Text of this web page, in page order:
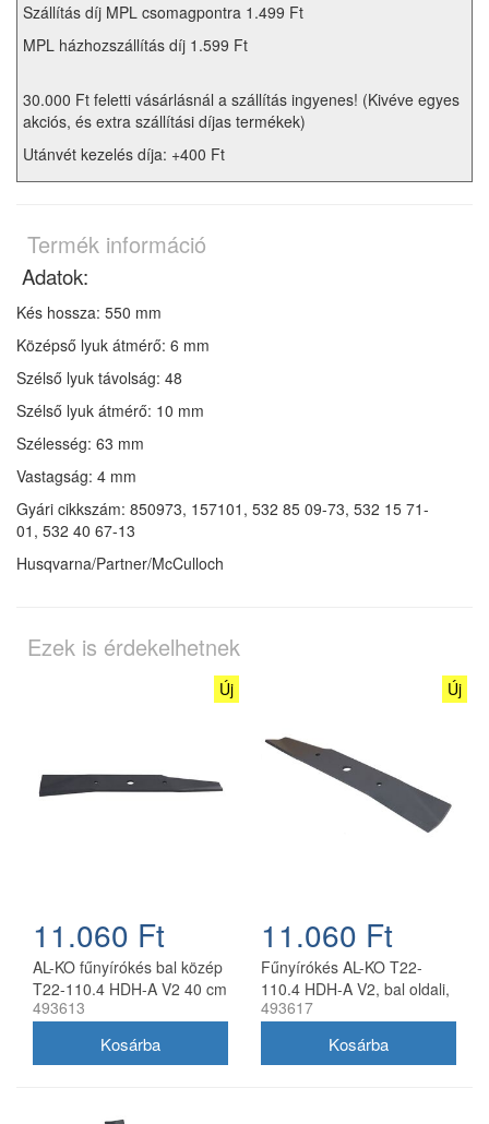
Szállítás díj MPL csomagpontra 1.499 Ft
MPL házhozszállítás díj 1.599 Ft
30.000 Ft feletti vásárlásnál a szállítás ingyenes! (Kivéve egyes
akciós, és extra szállítási díjas termékek)
Utánvét kezelés díja: +400 Ft
Termék információ
Adatok:
Kés hossza: 550 mm
Középső lyuk átmérő: 6 mm
Szélső lyuk távolság: 48
Szélső lyuk átmérő: 10 mm
Szélesség: 63 mm
Vastagság: 4 mm
Gyári cikkszám: 850973, 157101, 532 85 09-73, 532 15 71-
01, 532 40 67-13
Husqvarna/Partner/McCulloch
Ezek is érdekelhetnek
Új
11.060 Ft
AL-KO fűnyírókés bal közép
T22-110.4 HDH-A V2 40 cm
493613
Új
11.060 Ft
Fűnyírókés AL-KO T22-
110.4 HDH-A V2, bal oldali,
40 cm
493617